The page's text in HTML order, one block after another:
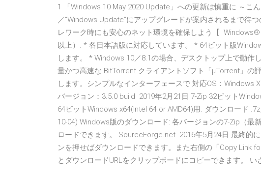
1 「Windows 10 May 2020 Update」への更新は慎重に ～こ
／“Windows Update”にアップグレードが案内されるまで待
レワーク時にも安心のネット環境を確保しよう【
以上）. * 各日本語版に対応しています。 * 64ビット版
します。 * Windows 10／8.1の場合、デスクトップ上で動作
量かつ高速な BitTorrent クライアントソフト「μTorrent」の
します。シンプルなインターフェースで 対応OS：Windows
バージョン：3.5.0 build 2019年2月21日 7-Zip 32ビット
64ビットWindows x64(Intel 64 or AMD64)用. ダウンロード
10-04) Windows版のダウンロード: 各バージョンの7-Zip（
ロードできます。 SourceForge.net 2016年5月24日 最終的
ンを押せばダウンロードできます。また右側の「Copy Link
とダウンロードURLをクリップボードにコピーできます。 い